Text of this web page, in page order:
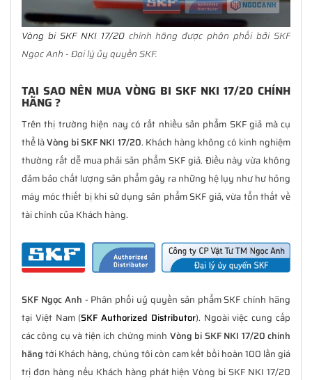
Vòng bi SKF NKI 17/20chính hãng được phân phối bởi SKF
Ngọc Anh - Đại lý ủy quyền SKF.
TẠI SAO NÊN MUA VÒNG BI SKF NKI 17/20 CHÍNH
HÃNG ?
Trên thị trường hiện nay có rất nhiều sản phẩm SKF giả mà cụ
thể làVòng bi SKF NKI 17/20. Khách hàng không có kinh nghiệm
thường rất dễ mua phải sản phẩm SKF giả. Điều này vừa không
đảm bảo chất lượng sản phẩm gây ra những hệ lụy như hư hỏng
máy móc thiết bị khi sử dụng sản phẩm SKF giả, vừa tổn thất về
tài chính của Khách hàng.
SKF Ngọc Anh - Phân phối uỷ quyền sản phẩm SKF chính hãng
tại Việt Nam (SKF Authorized Distributor). Ngoài việc cung cấp
các công cụ và tiện ích chứng minh Vòng bi SKF NKI 17/20 chính
hãngtới Khách hàng, chúng tôi còn cam kết bồi hoàn 100 lần giá
trị đơn hàng nếu Khách hàng phát hiện Vòng bi SKF NKI 17/20